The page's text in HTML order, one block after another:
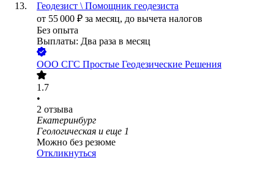
Геодезист \ Помощник геодезиста
от 55 000 ₽ за месяц, до вычета налогов
Без опыта
Выплаты: Два раза в месяц
ООО СГС Простые Геодезические Решения
1.7
•
2 отзыва
Екатеринбург
Геологическая и еще 1
Можно без резюме
Откликнуться